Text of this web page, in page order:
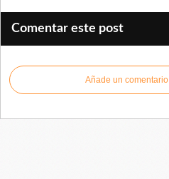
Comentar este post
Añade un comentario